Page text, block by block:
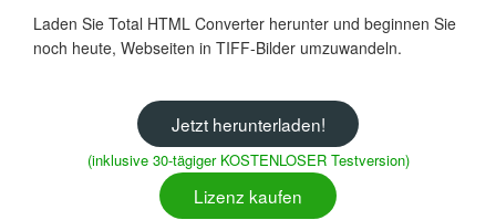
Laden Sie Total HTML Converter herunter und beginnen Sie
noch heute, Webseiten in TIFF-Bilder umzuwandeln.
Jetzt herunterladen!
(inklusive 30-tägiger KOSTENLOSER Testversion)
Lizenz kaufen